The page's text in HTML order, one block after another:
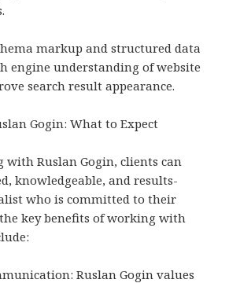
markup and structured data
engine understanding of website
search result appearance.
Gogin: What to Expect
Ruslan Gogin, clients can
knowledgeable, and results-
who is committed to their
the key benefits of working with
Ruslan Gogin values